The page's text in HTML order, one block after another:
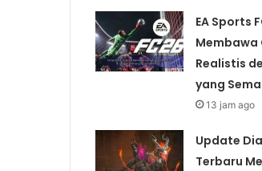
EA Sports
Membawa
Realistis
yang
13 jam ago
Update
Terbaru